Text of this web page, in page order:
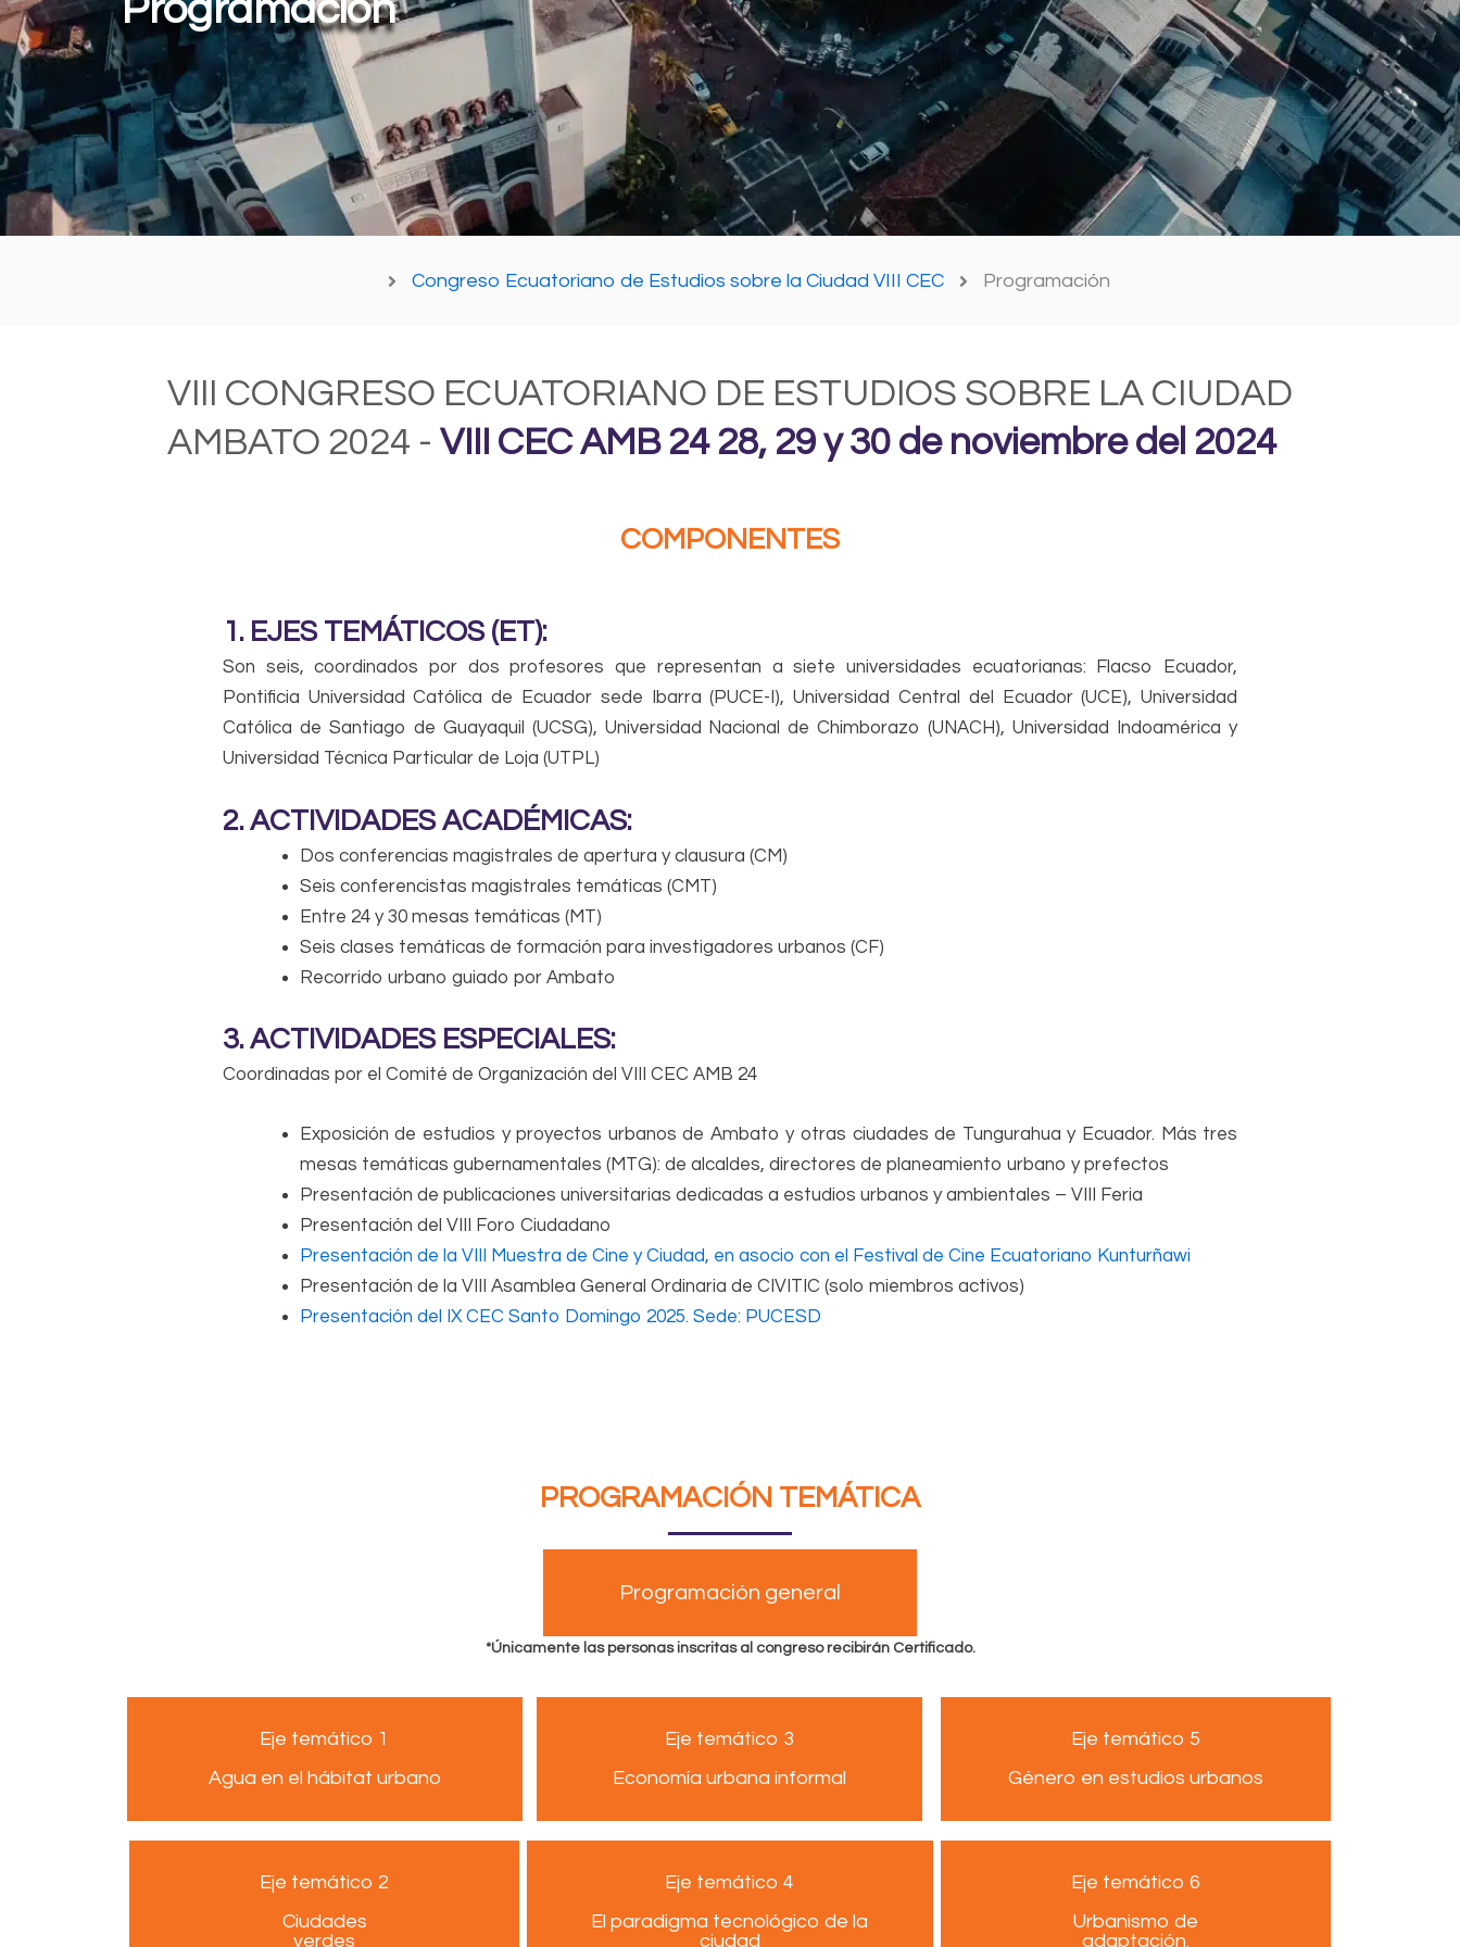
Programación
Congreso Ecuatoriano de Estudios sobre la Ciudad VIII CEC Programación
VIII CONGRESO ECUATORIANO DE ESTUDIOS SOBRE LA CIUDAD
AMBATO 2024 - VIII CEC AMB 24 28, 29 y 30 de noviembre del 2024
COMPONENTES
1. EJES TEMÁTICOS (ET):
Son seis, coordinados por dos profesores que representan a siete universidades ecuatorianas: Flacso Ecuador,
Pontificia Universidad Católica de Ecuador sede Ibarra (PUCE-I), Universidad Central del Ecuador (UCE), Universidad
Católica de Santiago de Guayaquil (UCSG), Universidad Nacional de Chimborazo (UNACH), Universidad Indoamérica y
Universidad Técnica Particular de Loja (UTPL)
2. ACTIVIDADES ACADÉMICAS:
Dos conferencias magistrales de apertura y clausura (CM)
Seis conferencistas magistrales temáticas (CMT)
Entre 24 y 30 mesas temáticas (MT)
Seis clases temáticas de formación para investigadores urbanos (CF)
Recorrido urbano guiado por Ambato
3. ACTIVIDADES ESPECIALES:
Coordinadas por el Comité de Organización del VIII CEC AMB 24
Exposición de estudios y proyectos urbanos de Ambato y otras ciudades de Tungurahua y Ecuador. Más tres
mesas temáticas gubernamentales (MTG): de alcaldes, directores de planeamiento urbano y prefectos
Presentación de publicaciones universitarias dedicadas a estudios urbanos y ambientales – VIII Feria
Presentación del VIII Foro Ciudadano
Presentación de la VIII Muestra de Cine y Ciudad, en asocio con el Festival de Cine Ecuatoriano Kunturñawi
Presentación de la VIII Asamblea General Ordinaria de CIVITIC (solo miembros activos)
Presentación del IX CEC Santo Domingo 2025. Sede: PUCESD
PROGRAMACIÓN TEMÁTICA
Programación general
*Únicamente las personas inscritas al congreso recibirán Certificado.
Eje temático 1
Agua en el hábitat urbano
Eje temático 3
Economía urbana informal
Eje temático 5
Género en estudios urbanos
Eje temático 2
Ciudades
verdes
Eje temático 4
El paradigma tecnológico de la
ciudad
Eje temático 6
Urbanismo de
adaptación.